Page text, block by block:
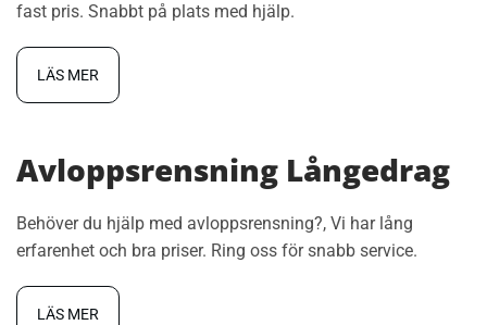
fast pris. Snabbt på plats med hjälp.
LÄS MER
Avloppsrensning Långedrag
Behöver du hjälp med avloppsrensning?, Vi har lång
erfarenhet och bra priser. Ring oss för snabb service.
LÄS MER